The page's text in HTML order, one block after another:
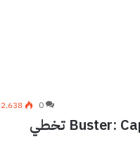
0 2٬638
اضافة Buster: Captcha Solver for Humans تخطي